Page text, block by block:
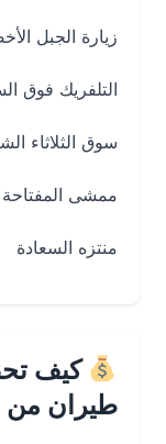
زيارة الجبل الأخضر
التلفريك فوق السحاب
سوق الثلاثاء الشعبي
ممشى المفتاحة
منتزه السعادة
كيف
طيران من